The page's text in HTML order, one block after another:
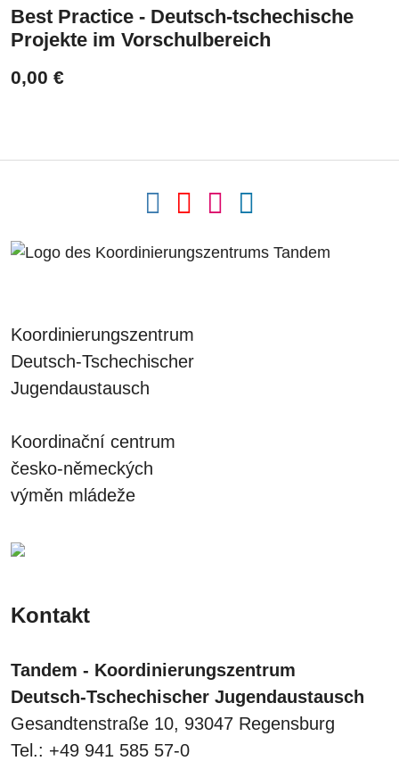
Best Practice - Deutsch-tschechische
Projekte im Vorschulbereich
0,00 €
Koordinierungszentrum
Deutsch-Tschechischer
Jugendaustausch
Koordinační centrum
česko-německých
výměn mládeže
Kontakt
Tandem - Koordinierungszentrum
Deutsch-Tschechischer Jugendaustausch
Gesandtenstraße 10, 93047 Regensburg
Tel.: +49 941 585 57-0